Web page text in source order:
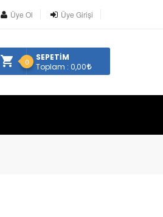
Üye Ol Üye Girişi
SEPETİM
0 Toplam : 0,00